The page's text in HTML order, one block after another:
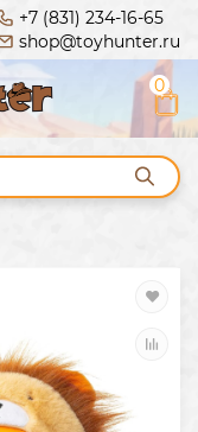
+7 (831) 234-16-65
shop@toyhunter.ru
0